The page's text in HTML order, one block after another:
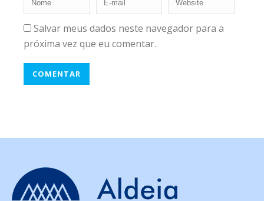
Salvar meus dados neste navegador para a
próxima vez que eu comentar.